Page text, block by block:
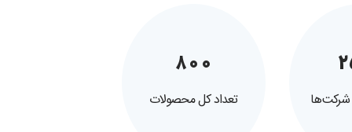
شرکت‌ها
۸۰۰
تعداد کل محصولات